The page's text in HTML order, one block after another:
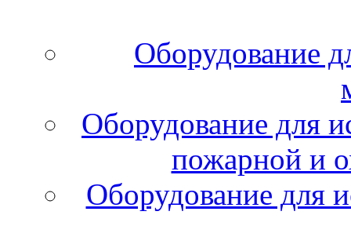
Оборудование
Оборудование для
пожарной и
Оборудование для